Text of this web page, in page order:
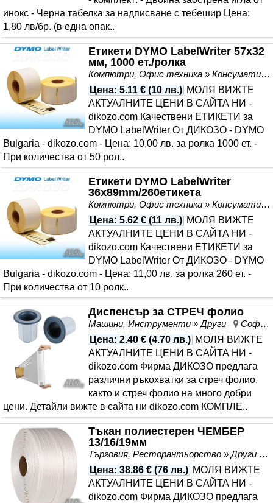
инокс - Черна табелка за надписване с тебешир Цена:
1,80 лв/бр. (в една опак..
Етикети DYMO LabelWriter 57х32
мм, 1000 ет./ролка
Компютри, Офис техника » Консумативи
Цена: 5.11 € (10 лв.) МОЛЯ ВИЖТЕ
АКТУАЛНИТЕ ЦЕНИ В САЙТА НИ -
dikozo.com Качествени ЕТИКЕТИ за
DYMO LabelWriter От ДИКОЗО - DYMO
Bulgaria - dikozo.com - Цена: 10,00 лв. за ролка 1000 ет. -
При количества от 50 рол..
Етикети DYMO LabelWriter
36х89mm/260етикета
Компютри, Офис техника » Консумативи
Цена: 5.62 € (11 лв.) МОЛЯ ВИЖТЕ
АКТУАЛНИТЕ ЦЕНИ В САЙТА НИ -
dikozo.com Качествени ЕТИКЕТИ за
DYMO LabelWriter От ДИКОЗО - DYMO
Bulgaria - dikozo.com - Цена: 11,00 лв. за ролка 260 ет. -
При количества от 10 ролк..
Диспенсър за СТРЕЧ фолио
Машини, Инструменти » Други
София, област София
Цена: 2.40 € (4.70 лв.) МОЛЯ ВИЖТЕ
АКТУАЛНИТЕ ЦЕНИ В САЙТА НИ -
dikozo.com Фирма ДИКОЗО предлага
различни ръкохватки за стреч фолио,
както и стреч фолио на много добри
цени. Детайли вижте в сайта ни dikozo.com КОМПЛЕ..
Тъкан полиестерен ЧЕМБЕР
13/16/19мм
Търговия, Ресторантьорство » Други
Цена: 38.86 € (76 лв.) МОЛЯ ВИЖТЕ
АКТУАЛНИТЕ ЦЕНИ В САЙТА НИ -
dikozo.com Фирма ДИКОЗО предлага